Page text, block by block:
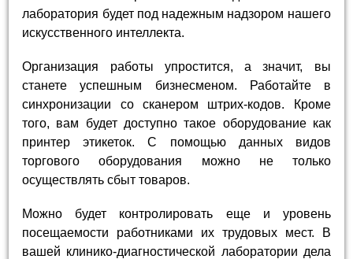
лаборатория будет под надежным надзором нашего
искусственного интеллекта.
Организация работы упростится, а значит, вы
станете успешным бизнесменом. Работайте в
синхронизации со сканером штрих-кодов. Кроме
того, вам будет доступно такое оборудование как
принтер этикеток. С помощью данных видов
торгового оборудования можно не только
осуществлять сбыт товаров.
Можно будет контролировать еще и уровень
посещаемости работниками их трудовых мест. В
вашей клинико-диагностической лаборатории дела